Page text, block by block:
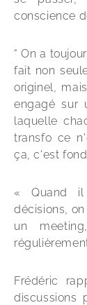
conscience
“ On a
fait non
originel,
engagé sur
laquelle
transfo ce
ça, c'est
« Quand il
décisions,
un
Frédéric
discussions